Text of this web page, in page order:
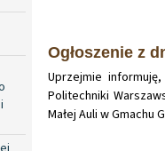
Ogłoszenie z
Uprzejmie
Politechniki
Małej Auli w Gmachu